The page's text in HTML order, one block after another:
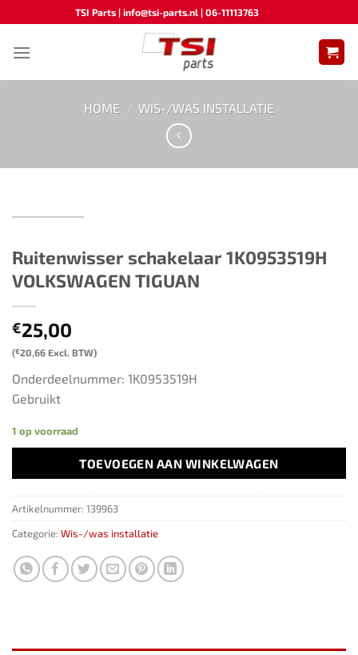
naar
inhoud
TSI Parts | info@tsi-parts.nl | 06-11113763
HOME / WIS-/WAS INSTALLATIE
Ruitenwisser schakelaar ​​1K0953519H​ ​​​
VOLKSWAGEN TIGUAN
€25,00
(€20,66 Excl. BTW)
Onderdeelnummer: 1K0953519H
Gebruikt
1 op voorraad
TOEVOEGEN AAN WINKELWAGEN
Artikelnummer: 139963
Categorie: Wis-/was installatie